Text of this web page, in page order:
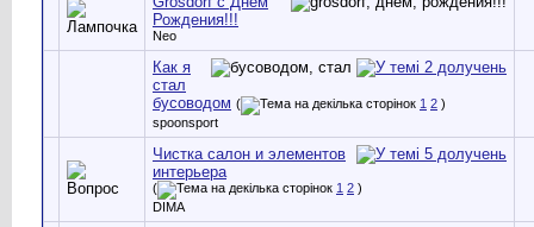
Рождения!!!
Neo
Как я
стал
бусоводом ( 1 2 )
spoonsport
Чистка салон и элементов
интерьера
( 1 2 )
DIMA